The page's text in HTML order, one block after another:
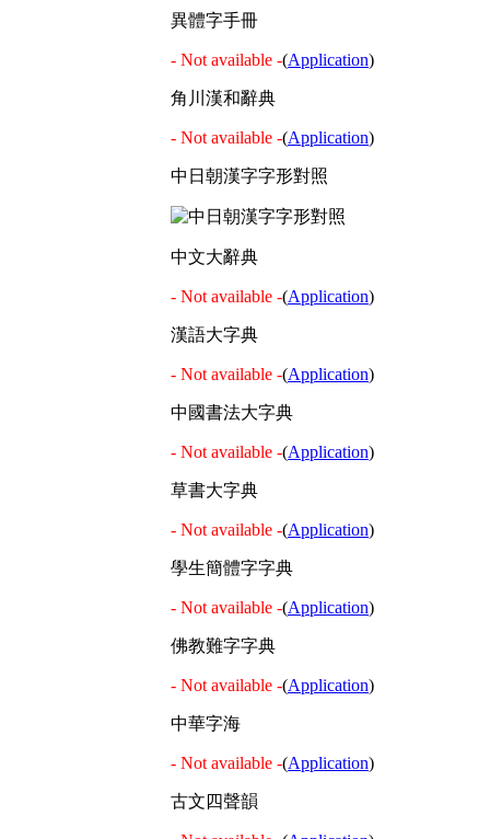
異體字手冊
- Not available -(Application)
角川漢和辭典
- Not available -(Application)
中日朝漢字字形對照
中文大辭典
- Not available -(Application)
漢語大字典
- Not available -(Application)
中國書法大字典
- Not available -(Application)
草書大字典
- Not available -(Application)
學生簡體字字典
- Not available -(Application)
佛教難字字典
- Not available -(Application)
中華字海
- Not available -(Application)
古文四聲韻